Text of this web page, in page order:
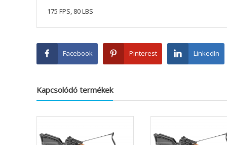
175 FPS, 80 LBS
Facebook Pinterest LinkedIn
Kapcsolódó termékek